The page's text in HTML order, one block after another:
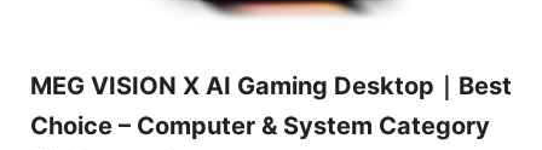
MEG VISION X AI Gaming Desktop｜Best
Choice – Computer & System Category